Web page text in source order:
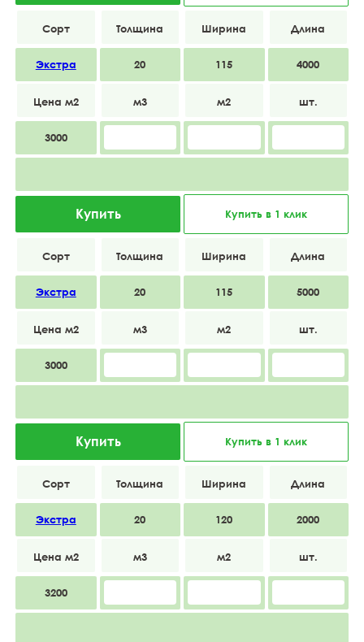
Экстра 20 115 4000
3000
Купить Купить в 1 клик
Экстра 20 115 5000
3000
Купить Купить в 1 клик
Экстра 20 120 2000
3200